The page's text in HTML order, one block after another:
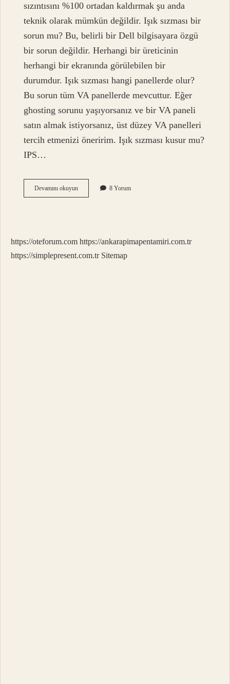
sızıntısını %100 ortadan kaldırmak şu anda
teknik olarak mümkün değildir. Işık sızması bir
sorun mu? Bu, belirli bir Dell bilgisayara özgü
bir sorun değildir. Herhangi bir üreticinin
herhangi bir ekranında görülebilen bir
durumdur. Işık sızması hangi panellerde olur?
Bu sorun tüm VA panellerde mevcuttur. Eğer
ghosting sorunu yaşıyorsanız ve bir VA paneli
satın almak istiyorsanız, üst düzey VA panelleri
tercih etmenizi öneririm. Işık sızması kusur mu?
IPS…
Devamını okuyunIşık
Sızması
8 Yorum
https://oteforum.com https://ankarapimapentamiri.com.tr
https://simplepresent.com.tr Sitemap